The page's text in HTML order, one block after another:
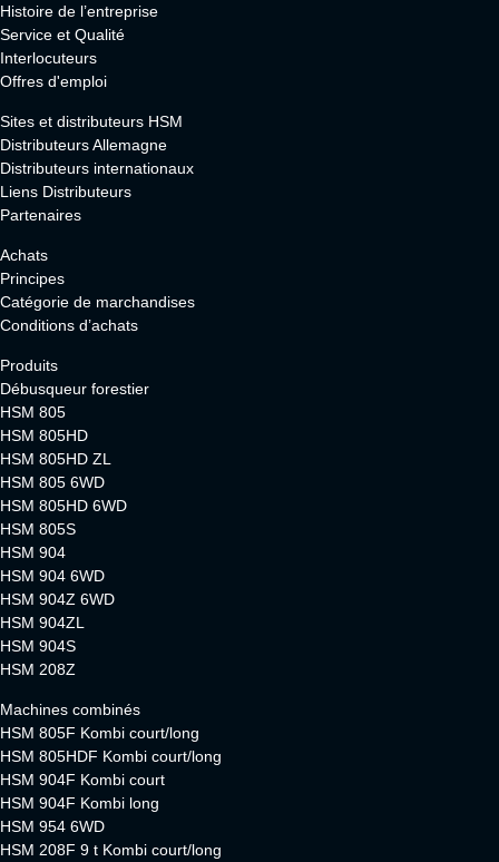
Histoire de l’entreprise
Service et Qualité
Interlocuteurs
Offres d'emploi
Sites et distributeurs HSM
Distributeurs Allemagne
Distributeurs internationaux
Liens Distributeurs
Partenaires
Achats
Principes
Catégorie de marchandises
Conditions d’achats
Produits
Débusqueur forestier
HSM 805
HSM 805HD
HSM 805HD ZL
HSM 805 6WD
HSM 805HD 6WD
HSM 805S
HSM 904
HSM 904 6WD
HSM 904Z 6WD
HSM 904ZL
HSM 904S
HSM 208Z
Machines combinés
HSM 805F Kombi court/long
HSM 805HDF Kombi court/long
HSM 904F Kombi court
HSM 904F Kombi long
HSM 954 6WD
HSM 208F 9 t Kombi court/long